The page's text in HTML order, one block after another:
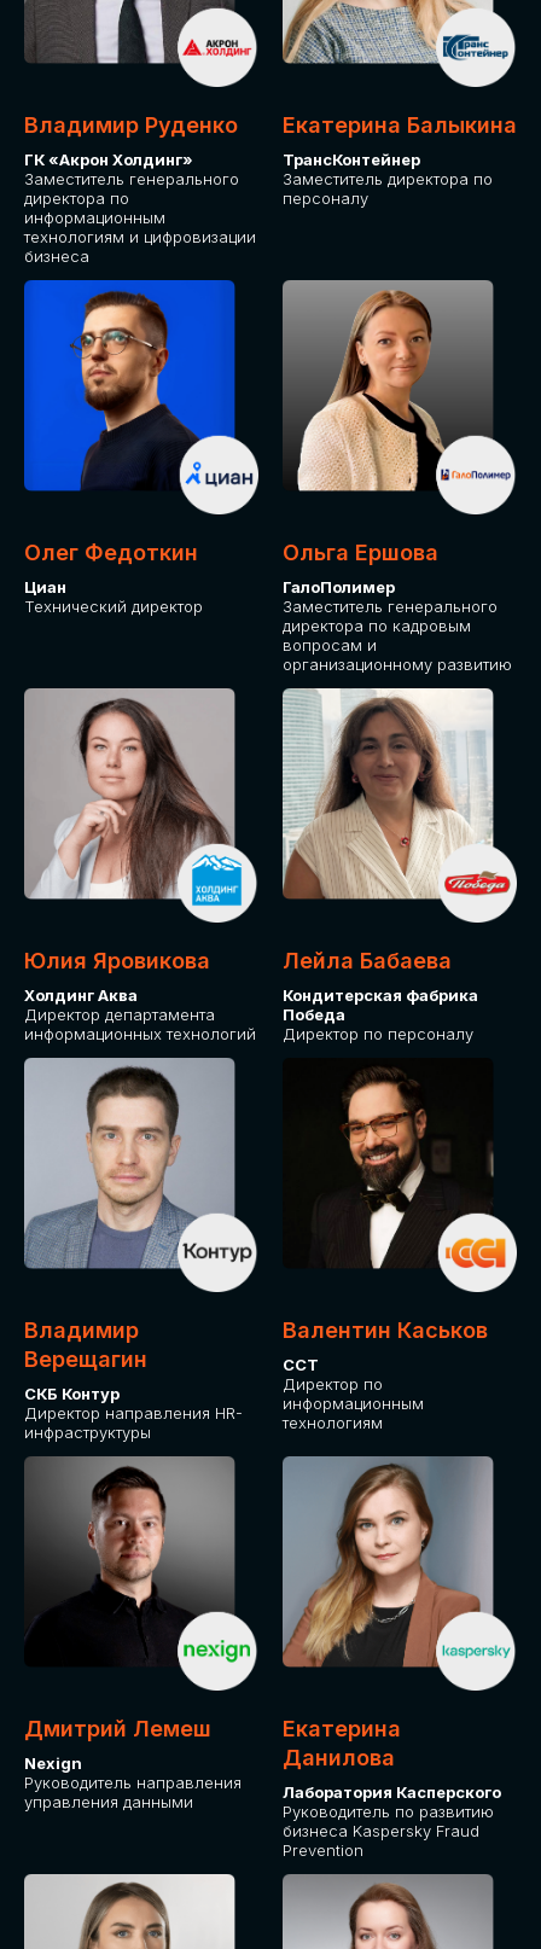
Владимир Руденко
ГК «Акрон Холдинг»
Заместитель генерального
директора по
информационным
технологиям и цифровизации
бизнеса
Екатерина Балыкина
ТрансКонтейнер
Заместитель директора по
персоналу
Олег Федоткин
Циан
Технический директор
Ольга Ершова
ГалоПолимер
Заместитель генерального
директора по кадровым
вопросам и
организационному развитию
Юлия Яровикова
Холдинг Аква
Директор департамента
информационных технологий
Лейла Бабаева
Кондитерская фабрика
Победа
Директор по персоналу
Владимир
Верещагин
СКБ Контур
Директор направления HR-
инфраструктуры
Валентин Каськов
ССТ
Директор по
информационным
технологиям
Дмитрий Лемеш
Nexign
Руководитель направления
управления данными
Екатерина
Данилова
Лаборатория Касперского
Руководитель по развитию
бизнеса Kaspersky Fraud
Prevention
ДЛЯ ОПЛАТЫ БИЛЕТОВ
Оплата через сервис Timepad
ПРИОБРЕСТИ БИЛЕТ